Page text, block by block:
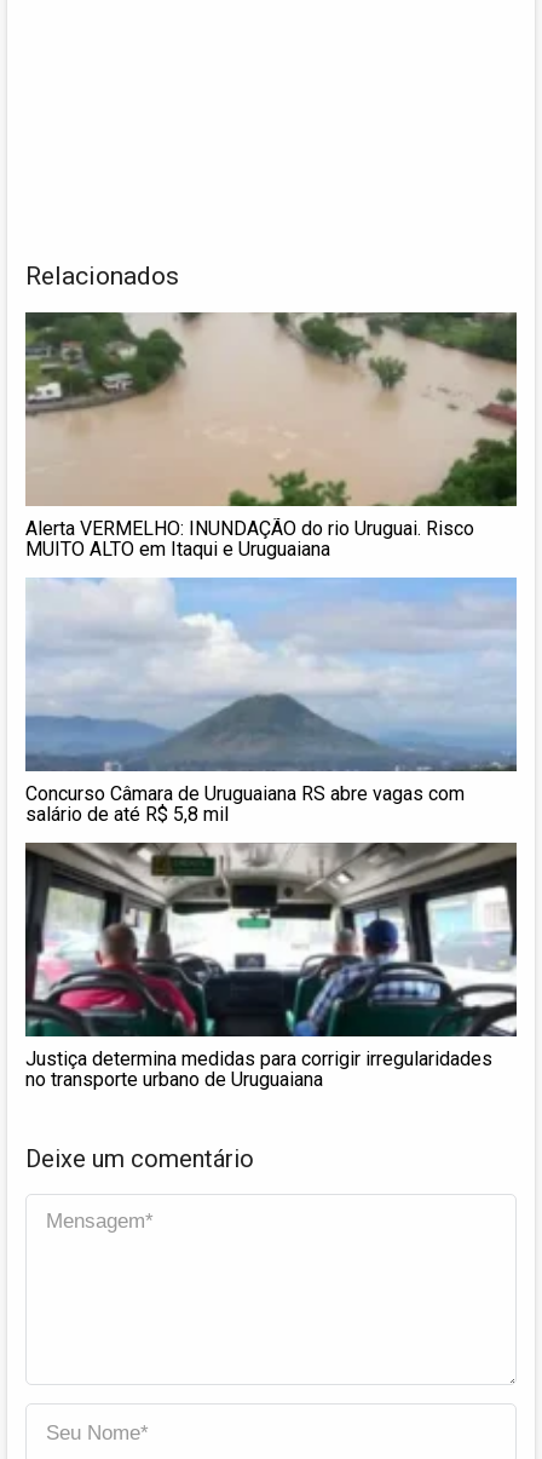
Relacionados
Alerta VERMELHO: INUNDAÇÃO do rio Uruguai. Risco
MUITO ALTO em Itaqui e Uruguaiana
Concurso Câmara de Uruguaiana RS abre vagas com
salário de até R$ 5,8 mil
Justiça determina medidas para corrigir irregularidades
no transporte urbano de Uruguaiana
Deixe um comentário